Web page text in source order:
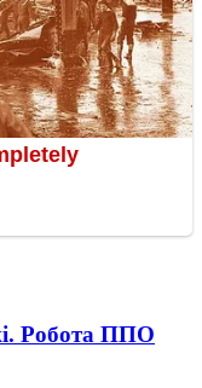
Робота ППО